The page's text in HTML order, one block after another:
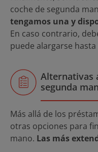
coche de segunda
tengamos una y
En caso contrario,
puede alargarse hasta
Alternativas
segunda
Más allá de los
otras opciones para
mano. Las más